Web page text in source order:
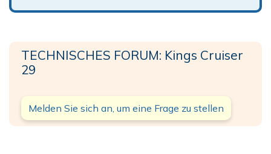
TECHNISCHES FORUM: Kings Cruiser
29
Melden Sie sich an, um eine Frage zu stellen